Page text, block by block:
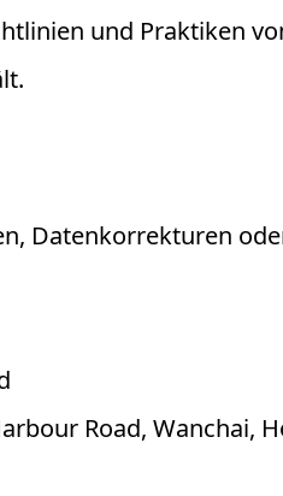
und Praktiken
Datenkorrekturen
Road, Wanchai,